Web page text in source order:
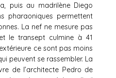
puis au madrilène Diego
pharaoniques permettent
La nef ne mesure pas
le transept culmine à 41
ce sont pas moins
peuvent se rassembler. La
de l’architecte Pedro de